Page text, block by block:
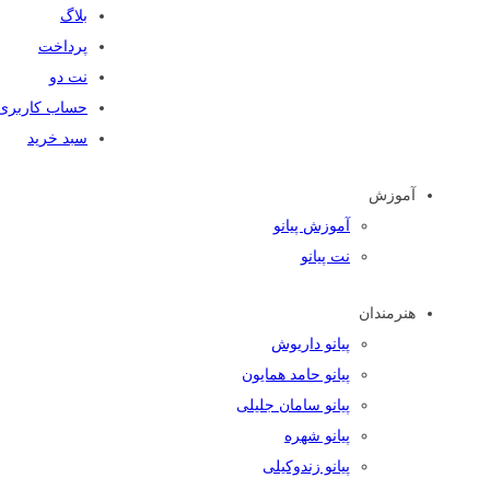
بلاگ
پرداخت
نت دو
حساب
سبد خرید
آموزش
آموزش پیانو
نت پیانو
هنرمندان
پیانو داریوش
پیانو حامد همایون
پیانو سامان جلیلی
پیانو شهره
پیانو زندوکیلی